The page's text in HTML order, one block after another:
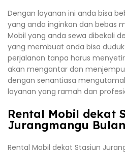
Dengan layanan ini anda bisa
yang anda inginkan dan bebas
Mobil yang anda sewa dibekali
yang membuat anda bisa
perjalanan tanpa harus
akan mengantar dan
dengan senantiasa
layanan yang ramah dan
Rental Mobil dekat
Jurangmangu
Rental Mobil dekat Stasiun